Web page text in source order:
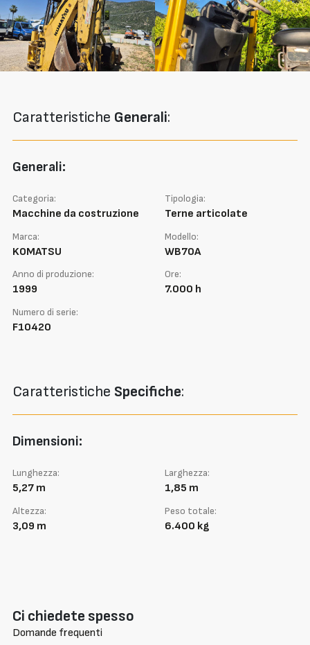
Caratteristiche Generali:
Generali:
Categoria:
Macchine da costruzione
Tipologia:
Terne articolate
Marca:
KOMATSU
Modello:
WB70A
Anno di produzione:
1999
Ore:
7.000 h
Numero di serie:
F10420
Caratteristiche Specifiche:
Dimensioni:
Lunghezza:
5,27 m
Larghezza:
1,85 m
Altezza:
3,09 m
Peso totale:
6.400 kg
Ci chiedete spesso
Domande frequenti